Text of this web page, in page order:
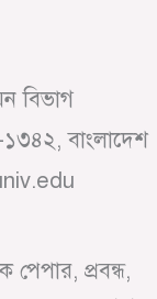
বিভাগ
১৩৪২, বাংলাদেশ
পেপার, প্রবন্ধ,